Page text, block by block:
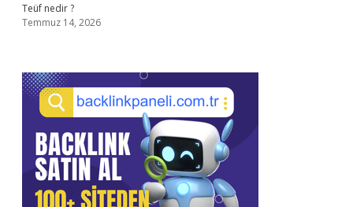
Teüf nedir ?
Temmuz 14, 2026